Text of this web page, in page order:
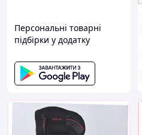
Персональні товарні
підбірки у додатку